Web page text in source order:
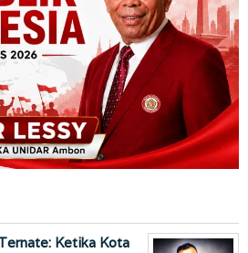
Ketika Kota